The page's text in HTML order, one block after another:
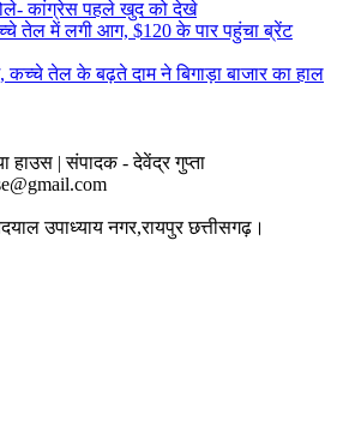
कांग्रेस पहले खुद को देखे
तेल में लगी आग, $120 के पार पहुंचा ब्रेंट
तेल के बढ़ते दाम ने बिगाड़ा बाजार का हाल
हाउस | संपादक - देवेंद्र गुप्ता
उपाध्याय नगर,रायपुर छत्तीसगढ़।